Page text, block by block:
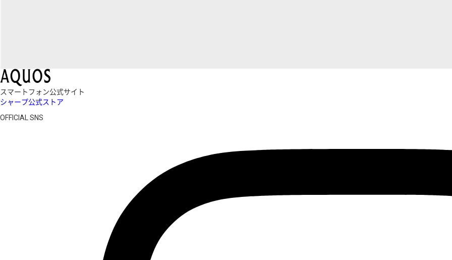
スマートフォン公式サイト
シャープ公式ストア
OFFICIAL SNS